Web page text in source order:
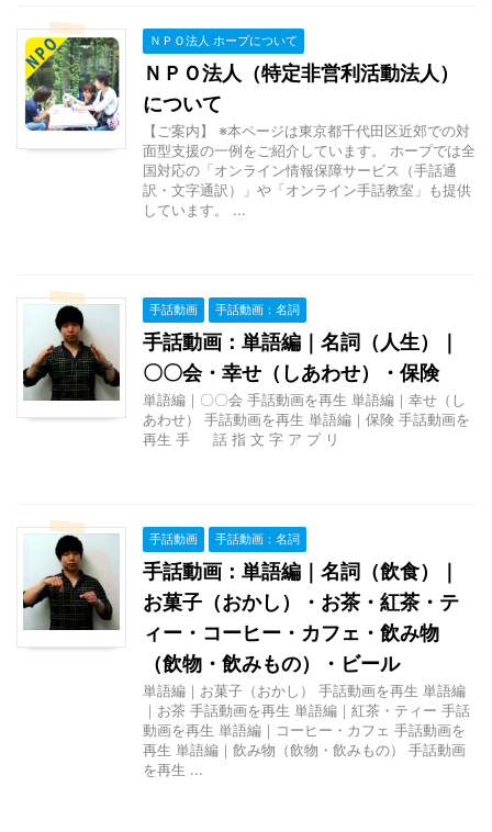
ＮＰＯ法人 ホープについて
ＮＰＯ法人（特定非営利活動法人）
について
【ご案内】 ※本ページは東京都千代田区近郊での対
面型支援の一例をご紹介しています。 ホープでは全
国対応の「オンライン情報保障サービス（手話通
訳・文字通訳）」や「オンライン手話教室」も提供
しています。 ...
手話動画 手話動画：名詞
手話動画：単語編｜名詞（人生）｜
〇〇会・幸せ（しあわせ）・保険
単語編｜〇〇会 手話動画を再生 単語編｜幸せ（し
あわせ） 手話動画を再生 単語編｜保険 手話動画を
再生 手 話 指 文 字 ア プ リ
手話動画 手話動画：名詞
手話動画：単語編｜名詞（飲食）｜
お菓子（おかし）・お茶・紅茶・テ
ィー・コーヒー・カフェ・飲み物
（飲物・飲みもの）・ビール
単語編｜お菓子（おかし） 手話動画を再生 単語編
｜お茶 手話動画を再生 単語編｜紅茶・ティー 手話
動画を再生 単語編｜コーヒー・カフェ 手話動画を
再生 単語編｜飲み物（飲物・飲みもの） 手話動画
を再生 ...